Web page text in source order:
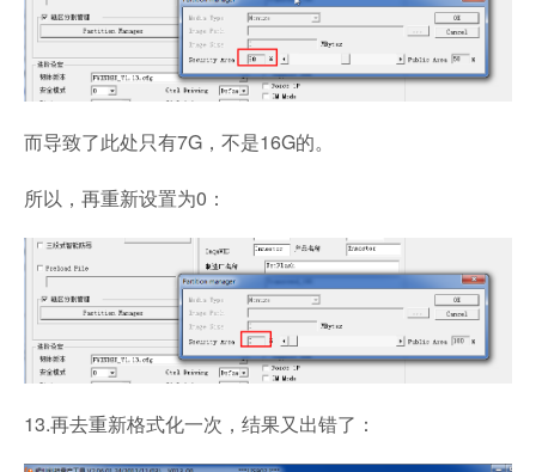
而导致了此处只有7G，不是16G的。
所以，再重新设置为0：
13.再去重新格式化一次，结果又出错了：